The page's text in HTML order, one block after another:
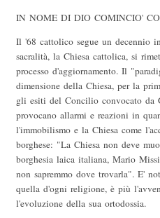
IN NOME DI DIO COMINCIO'
Il '68 cattolico segue un decennio
sacralità, la Chiesa cattolica, si
processo d'aggiornamento. Il
dimensione della Chiesa, per la
gli esiti del Concilio convocato
provocano allarmi e reazioni in
l'immobilismo e la Chiesa come
borghese: "La Chiesa non deve
borghesia laica italiana, Mario
non sapremmo dove trovarla". E'
quella d'ogni religione, è più
l'evoluzione della sua ortodossia.